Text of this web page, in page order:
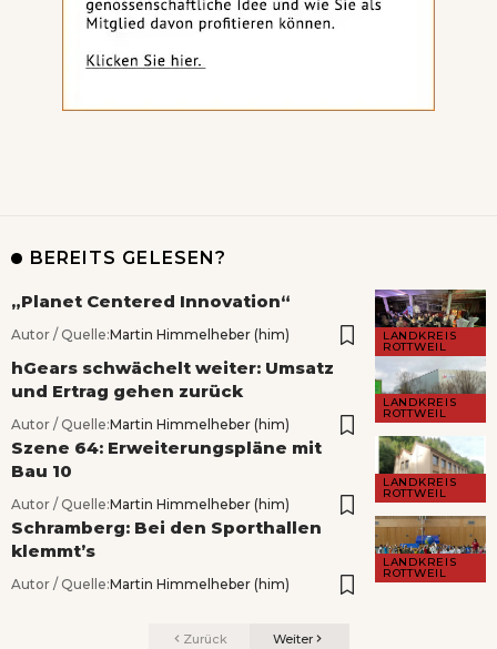
BEREITS GELESEN?
LANDKREIS
ROTTWEIL
„Planet Centered Innovation“
Autor / Quelle:Martin Himmelheber (him)
LANDKREIS
ROTTWEIL
hGears schwächelt weiter: Umsatz
und Ertrag gehen zurück
Autor / Quelle:Martin Himmelheber (him)
LANDKREIS
ROTTWEIL
Szene 64: Erweiterungspläne mit
Bau 10
Autor / Quelle:Martin Himmelheber (him)
LANDKREIS
ROTTWEIL
Schramberg: Bei den Sporthallen
klemmt’s
Autor / Quelle:Martin Himmelheber (him)
Zurück Weiter